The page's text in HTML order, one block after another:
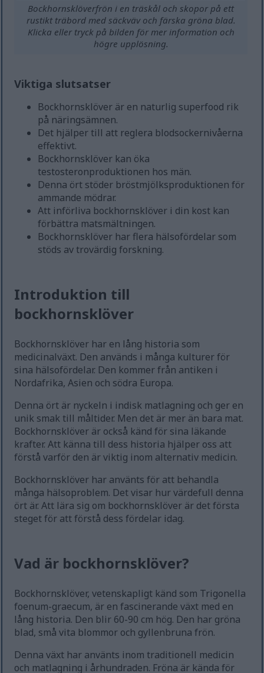
Bockhornsklöverfrön i en träskål och skopor på ett
rustikt träbord med säckväv och färska gröna blad.
Klicka eller tryck på bilden för mer information och
högre upplösning.
Viktiga slutsatser
Bockhornsklöver är en naturlig superfood rik
på näringsämnen.
Det hjälper till att reglera blodsockernivåerna
effektivt.
Bockhornsklöver kan öka
testosteronproduktionen hos män.
Denna ört stöder bröstmjölksproduktionen för
ammande mödrar.
Att införliva bockhornsklöver i din kost kan
förbättra matsmältningen.
Bockhornsklöver har flera hälsofördelar som
stöds av trovärdig forskning.
Introduktion till
bockhornsklöver
Bockhornsklöver har en lång historia som
medicinalväxt. Den används i många kulturer för
sina hälsofördelar. Den kommer från antiken i
Nordafrika, Asien och södra Europa.
Denna ört är nyckeln i indisk matlagning och ger en
unik smak till måltider. Men det är mer än bara mat.
Bockhornsklöver är också känd för sina läkande
krafter. Att känna till dess historia hjälper oss att
förstå varför den är viktig inom alternativ medicin.
Bockhornsklöver har använts för att behandla
många hälsoproblem. Det visar hur värdefull denna
ört är. Att lära sig om bockhornsklöver är det första
steget för att förstå dess fördelar idag.
Vad är bockhornsklöver?
Bockhornsklöver, vetenskapligt känd som Trigonella
foenum-graecum, är en fascinerande växt med en
lång historia. Den blir 60-90 cm hög. Den har gröna
blad, små vita blommor och gyllenbruna frön.
Denna växt har använts inom traditionell medicin
och matlagning i århundraden. Fröna är kända för